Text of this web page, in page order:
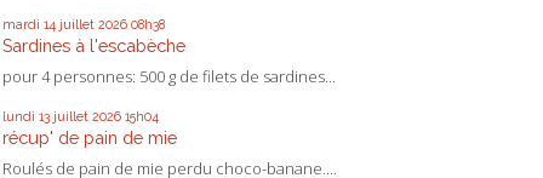
mardi 14 juillet 2026 08h38
Sardines à l'escabèche
pour 4 personnes: 500 g de filets de sardines...
lundi 13 juillet 2026 15h04
récup' de pain de mie
Roulés de pain de mie perdu choco-banane....